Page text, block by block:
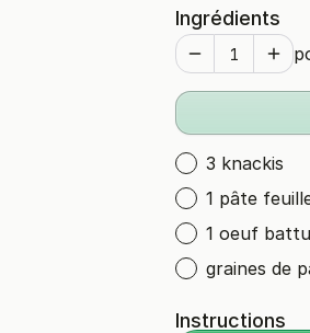
Ingrédients
3 knackis
1 pâte
1 oeuf battu
graines de
Instructions